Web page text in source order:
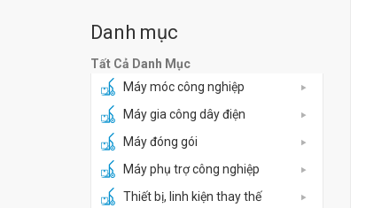
Danh mục
Tất Cả Danh Mục
Máy móc công nghiệp
Máy gia công dây điện
Máy đóng gói
Máy phụ trợ công nghiệp
Thiết bị, linh kiện thay thế